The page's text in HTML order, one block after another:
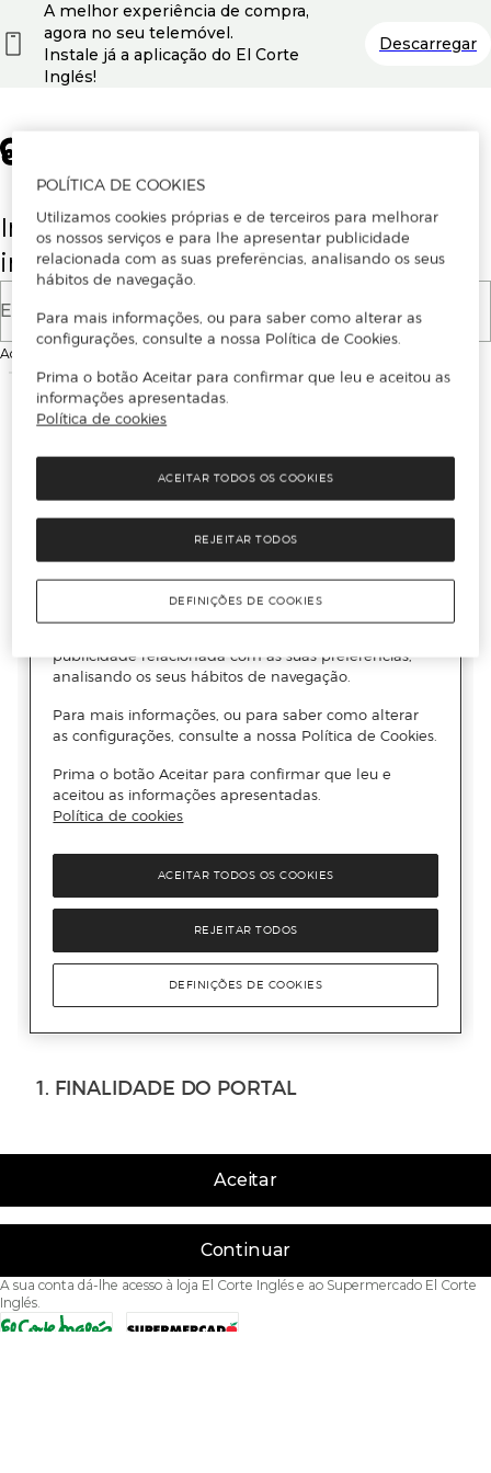
Insira o seu email para se registar ou
iniciar sessão.
E-mail
Ao continuar, aceitas as
Aceitar
Continuar
A sua conta dá-lhe acesso à loja El Corte Inglés e ao Supermercado El Corte
Inglés.
A melhor experiência de compra,
agora no seu telemóvel.
Instale já a aplicação do El Corte
Inglés!
Descarregar
POLÍTICA DE COOKIES
Utilizamos cookies próprias e de terceiros para melhorar
os nossos serviços e para lhe apresentar publicidade
relacionada com as suas preferências, analisando os seus
hábitos de navegação.
Para mais informações, ou para saber como alterar as
configurações, consulte a nossa Política de Cookies.
Prima o botão Aceitar para confirmar que leu e aceitou as
informações apresentadas.
Política de cookies
REJEITAR TODOS
ACEITAR TODOS OS COOKIES
DEFINIÇÕES DE COOKIES